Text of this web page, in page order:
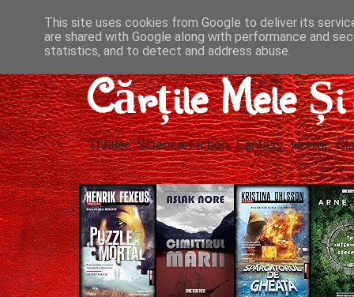
Cărțile Mele
Thriller, Science-Fiction, Fantasy, Horror,
This site uses cookies from Google to deliver its
are shared with Google along with performance and
statistics, and to detect and address abuse.